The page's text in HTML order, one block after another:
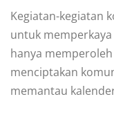
Kegiatan-kegiatan
untuk
hanya
menciptakan
memantau